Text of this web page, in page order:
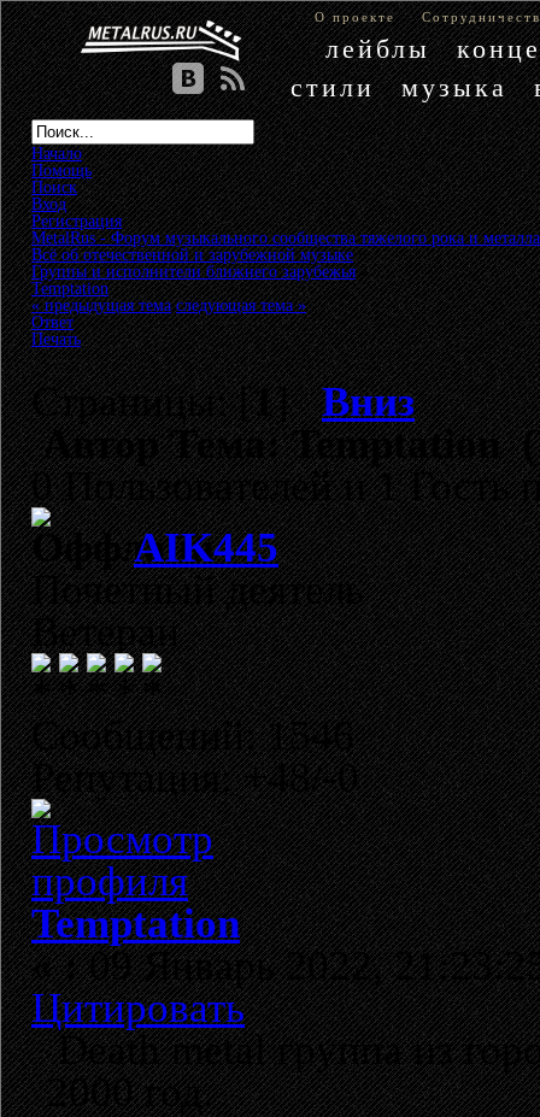
О проекте
лейблы
стили
музыка
Начало
Помощь
Поиск
Вход
Регистрация
MetalRus - Форум музыкального сообщества тяжелого рока и металла
Всё об отечественной и зарубежной музыке»
Группы и исполнители ближнего зарубежья»
Temptation
« предыдущая тема следующая тема »
Ответ
Печать
Страницы: [1]Вниз
АвторТема: Temptation
0 Пользователей и 1 Гость
AIK445
Почетный деятель
Ветеран
Сообщений: 1546
Репутация: +48/-0
Temptation
«:09 Январь 2022,
Цитировать
Death metal группа из
2000 год.